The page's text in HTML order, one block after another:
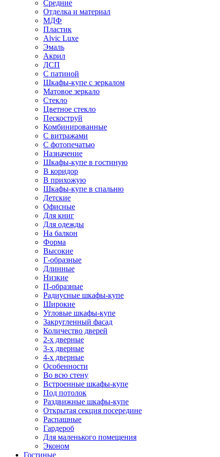
Средние
Отделка и материал
МДФ
Пластик
Alvic Luxe
Эмаль
Акрил
ДСП
С патиной
Шкафы-купе с зеркалом
Матовое зеркало
Стекло
Цветное стекло
Пескоструй
Комбинированные
С витражами
С фотопечатью
Назначение
Шкафы-купе в гостиную
В коридор
В прихожую
Шкафы-купе в спальню
Детские
Офисные
Для книг
Для одежды
На балкон
Форма
Высокие
Г-образные
Длинные
Низкие
П-образные
Радиусные шкафы-купе
Широкие
Угловые шкафы-купе
Закругленный фасад
Количество дверей
2-х дверные
3-х дверные
4-х дверные
Особенности
Во всю стену
Встроенные шкафы-купе
Под потолок
Раздвижные шкафы-купе
Открытая секция посередине
Распашные
Гардероб
Для маленького помещения
Эконом
Гостиные